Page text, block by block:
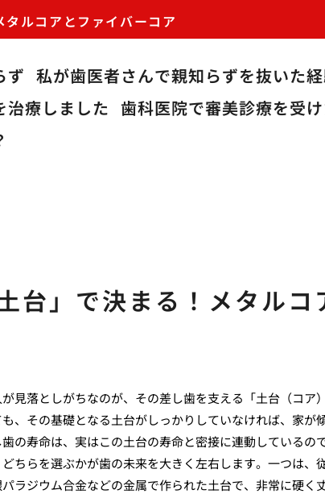
ルコアとファイバーコア
ず 私が歯医者さんで親知らずを抜いた
治療しました 歯科医院で審美診療を受
台」で決まる！メタルコ
見落としがちなのが、その差し歯を支える「土台（コア
、その基礎となる土台がしっかりしていなければ、家が
の寿命は、実はこの土台の寿命と密接に連動しているの
ちらを選ぶかが歯の未来を大きく左右します。一つは、
パラジウム合金などの金属で作られた土台で、非常に硬く